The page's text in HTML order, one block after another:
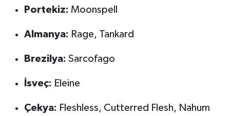
Portekiz: Moonspell
Almanya: Rage, Tankard
Brezilya: Sarcofago
İsveç: Eleine
Çekya: Fleshless, Cutterred Flesh, Nahum